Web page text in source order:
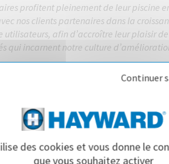
profitent pleinement de leur piscine
nos clients partenaires dans la
utilisateurs, afin d’accroître leur plaisir
qui incarnent notre culture
groupe Hayward
article ? Partagez-le !
des cookies et vous donne le
que vous souhaitez activer
Continuer